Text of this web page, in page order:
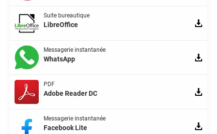
Suite bureautique
LibreOffice
Messagerie instantanée
WhatsApp
PDF
Adobe Reader DC
Messagerie instantanée
Facebook Lite